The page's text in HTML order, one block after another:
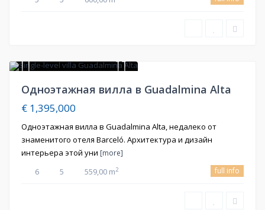
2
Oдноэтажная вилла в Guadalmina Alta
€ 1,395,000
Одноэтажная вилла в Guadalmina Alta, недалеко от
знаменитого отеля Barceló. Архитектура и дизайн
интерьера этой уни [more]
6 5 559,00 m2 full info